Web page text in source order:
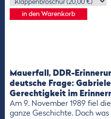
Mauerfall, DDR-
deutsche Frage:
Gerechtigkeit im
Am 9. November 1989 fiel
ganze Geschichte. Doch